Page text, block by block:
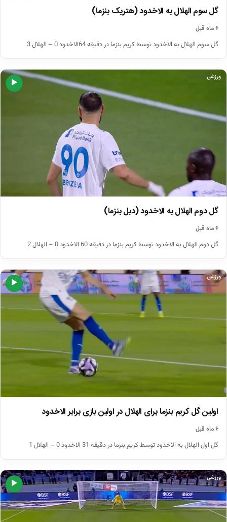
گل سوم الهلال به الاخدود (هتریک بنزما)
۶ ماه قبل
گل سوم الهلال به الاخدود توسط کریم بنزما در دقیقه 64الاخدود 0 – الهلال 3
▶
ورزشی
گل دوم الهلال به الاخدود (دبل بنزما)
۶ ماه قبل
گل دوم الهلال به الاخدود توسط کریم بنزما در دقیقه 60 الاخدود 0 – الهلال 2
▶
ورزشی
اولین گل کریم بنزما برای الهلال در اولین بازی برابر الاخدود
۶ ماه قبل
گل اول الهلال به الاخدود توسط کریم بنزما در دقیقه 31 الاخدود 0 – الهلال 1
▶
ورزشی